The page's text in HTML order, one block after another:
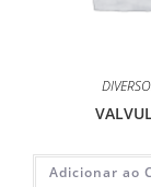
Adicionar ao